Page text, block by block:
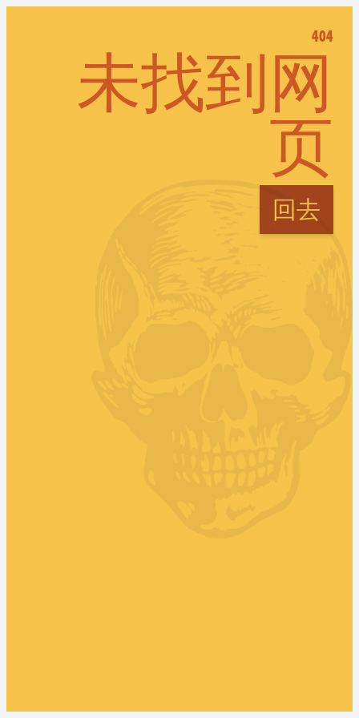
404
未找到网
页
回去